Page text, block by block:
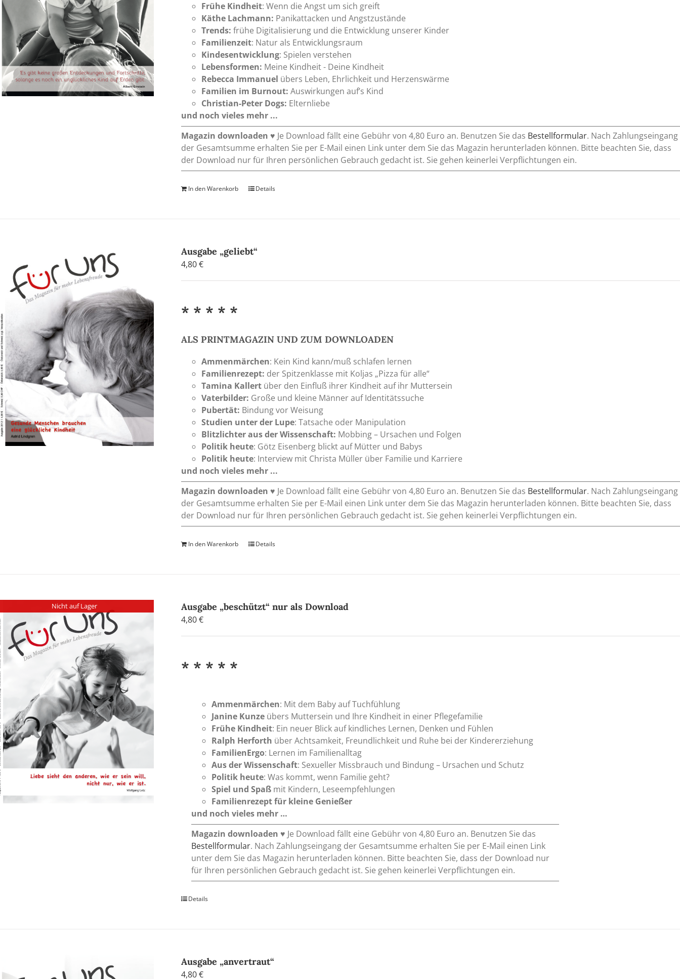
Frühe Kindheit: Wenn die Angst um sich greift
Käthe Lachmann: Panikattacken und Angstzustände
Trends:frühe Digitalisierung und die Entwicklung unserer Kinder
Familienzeit: Natur als Entwicklungsraum
Kindesentwicklung: Spielen verstehen
Lebensformen: Meine Kindheit - Deine Kindheit
Rebecca Immanuel übers Leben, Ehrlichkeit und Herzenswärme
Familien im Burnout:Auswirkungen auf’s Kind
Christian-Peter Dogs: Elternliebe
und noch vieles mehr ...
Magazin downloaden ♥ Je Download fällt eine Gebühr von 4,80 Euro an. Benutzen Sie das Bestellformular. Nach Zahlungseingang
der Gesamtsumme erhalten Sie per E-Mail einen Link unter dem Sie das Magazin herunterladen können. Bitte beachten Sie, dass
der Download nur für Ihren persönlichen Gebrauch gedacht ist. Sie gehen keinerlei Verpflichtungen ein.
In den Warenkorb Details
Ausgabe „geliebt“
4,80€
* * * * *
ALS PRINTMAGAZIN UND ZUM DOWNLOADEN
Ammenmärchen: Kein Kind kann/muß schlafen lernen
Familienrezept: der Spitzenklasse mit Koljas „Pizza für alle“
Tamina Kallert über den Einfluß ihrer Kindheit auf ihr Muttersein
Vaterbilder: Große und kleine Männer auf Identitätssuche
Pubertät: Bindung vor Weisung
Studien unter der Lupe: Tatsache oder Manipulation
Blitzlichter aus der Wissenschaft: Mobbing – Ursachen und Folgen
Politik heute: Götz Eisenberg blickt auf Mütter und Babys
Politik heute: Interview mit Christa Müller über Familie und Karriere
und noch vieles mehr ...
Magazin downloaden ♥ Je Download fällt eine Gebühr von 4,80 Euro an. Benutzen Sie das Bestellformular. Nach Zahlungseingang
der Gesamtsumme erhalten Sie per E-Mail einen Link unter dem Sie das Magazin herunterladen können. Bitte beachten Sie, dass
der Download nur für Ihren persönlichen Gebrauch gedacht ist. Sie gehen keinerlei Verpflichtungen ein.
In den Warenkorb Details
Nicht auf Lager Ausgabe „beschützt“ nur als Download
4,80€
* * * * *
Ammenmärchen: Mit dem Baby auf Tuchfühlung
Janine Kunze übers Muttersein und Ihre Kindheit in einer Pflegefamilie
Frühe Kindheit: Ein neuer Blick auf kindliches Lernen, Denken und Fühlen
Ralph Herforth über Achtsamkeit, Freundlichkeit und Ruhe bei der Kindererziehung
FamilienErgo: Lernen im Familienalltag
Aus der Wissenschaft: Sexueller Missbrauch und Bindung – Ursachen und Schutz
Politik heute: Was kommt, wenn Familie geht?
Spiel und Spaß mit Kindern, Leseempfehlungen
Familienrezeptfür kleine Genießer
und noch vieles mehr …
Magazin downloaden ♥ Je Download fällt eine Gebühr von 4,80 Euro an. Benutzen Sie das
Bestellformular. Nach Zahlungseingang der Gesamtsumme erhalten Sie per E-Mail einen Link
unter dem Sie das Magazin herunterladen können. Bitte beachten Sie, dass der Download nur
für Ihren persönlichen Gebrauch gedacht ist. Sie gehen keinerlei Verpflichtungen ein.
Details
Ausgabe „anvertraut“
4,80€